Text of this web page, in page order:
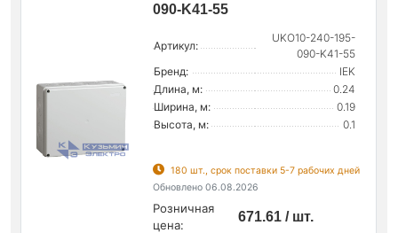
090-K41-55
Артикул:
UKO10-240-195-
090-K41-55
Бренд:
IEK
Длина, м:
0.24
Ширина, м:
0.19
Высота, м:
0.1
180 шт., срок поставки 5-7 рабочих дней
Обновлено 06.08.2026
Розничная
цена:
671.61 / шт.